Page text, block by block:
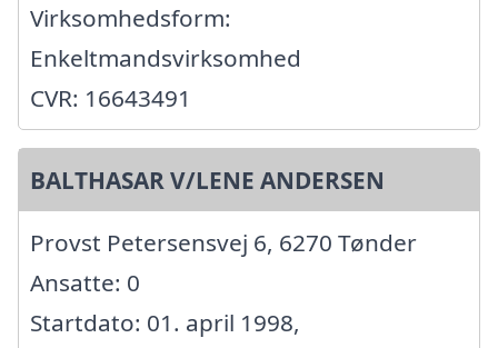
Virksomhedsform:
Enkeltmandsvirksomhed
CVR: 16643491
BALTHASAR V/LENE ANDERSEN
Provst Petersensvej 6, 6270 Tønder
Ansatte: 0
Startdato: 01. april 1998,